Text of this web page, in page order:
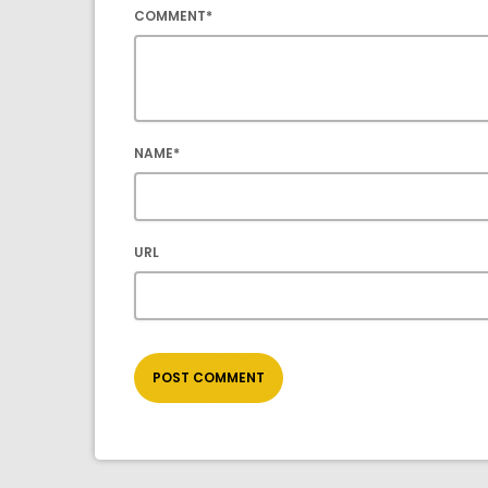
COMMENT*
NAME*
URL